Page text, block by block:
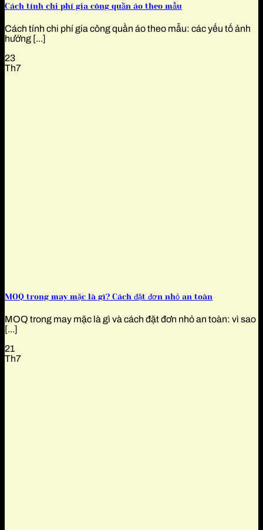
Cách tính chi phí gia công quần áo theo mẫu
Cách tính chi phí gia công quần áo theo mẫu: các yếu tố ảnh
hưởng [...]
23
Th7
MOQ trong may mặc là gì? Cách đặt đơn nhỏ an toàn
MOQ trong may mặc là gì và cách đặt đơn nhỏ an toàn: vì sao
[...]
21
Th7